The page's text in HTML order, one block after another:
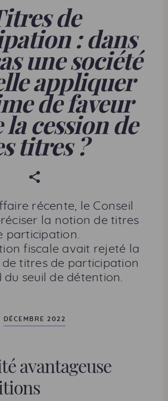
de
: dans
une société
appliquer
de faveur
cession de
titres ?
r
t
a
g
e
r
t
p
a
récente, le Conseil
la notion de titres
participation.
fiscale avait rejeté la
titres de participation
seuil de détention.
DÉCEMBRE 2022
avantageuse